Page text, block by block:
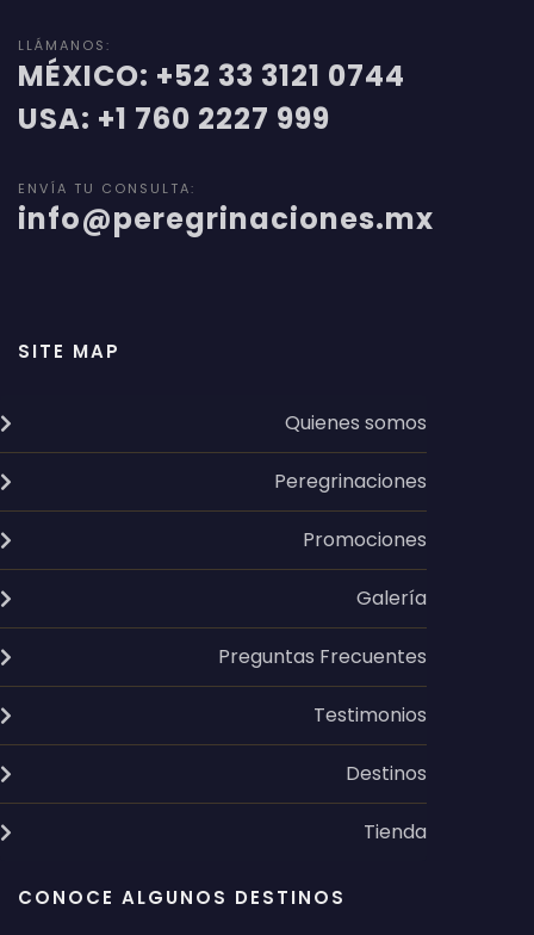
LLÁMANOS:
MÉXICO: +52 33 3121 0744
USA: +1 760 2227 999
ENVÍA TU CONSULTA:
info@peregrinaciones.mx
SITE MAP
Quienes somos
Peregrinaciones
Promociones
Galería
Preguntas Frecuentes
Testimonios
Destinos
Tienda
CONOCE ALGUNOS DESTINOS